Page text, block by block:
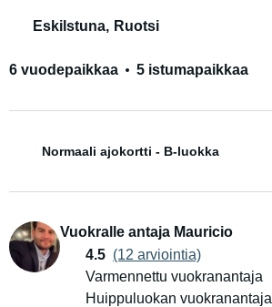
Eskilstuna, Ruotsi
6 vuodepaikkaa 5 istumapaikkaa
Normaali ajokortti - B-luokka
Vuokralle antaja Mauricio
4.5 (12 arviointia)
Varmennettu vuokranantaja
Huippuluokan vuokranantaja